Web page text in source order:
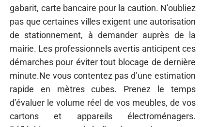
gabarit, carte bancaire pour la caution. N’oubliez
pas que certaines villes exigent une autorisation
de stationnement, à demander auprès de la
mairie. Les professionnels avertis anticipent ces
démarches pour éviter tout blocage de dernière
minute.Ne vous contentez pas d’une estimation
rapide en mètres cubes. Prenez le temps
d’évaluer le volume réel de vos meubles, de vos
cartons et appareils électroménagers.